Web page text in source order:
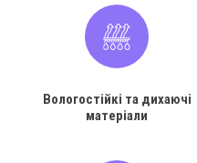
Вологостійкі та дихаючі
матеріали